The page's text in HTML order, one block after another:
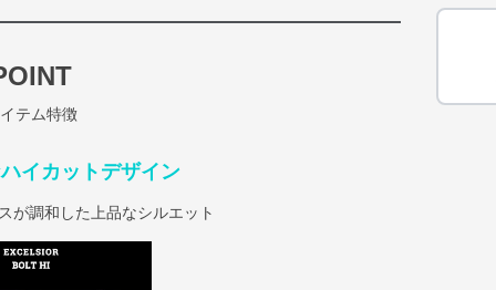
テム特徴
イカットデザイン
が調和した上品なシルエット